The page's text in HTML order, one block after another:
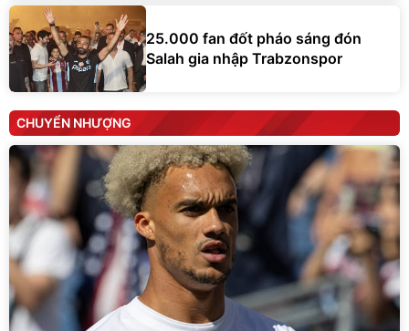
25.000 fan đốt pháo sáng đón
Salah gia nhập Trabzonspor
CHUYỂN NHƯỢNG